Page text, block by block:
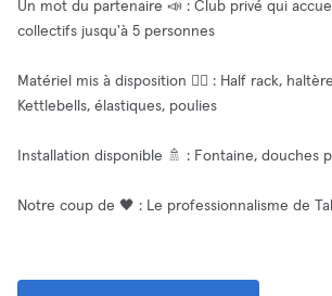
Un mot du partenaire 📣 : Club privé qui
collectifs jusqu'à 5 personnes
Matériel mis à disposition 🧘‍♂️ : Half rack,
Kettlebells, élastiques, poulies
Installation disponible 🚿 : Fontaine, douches
Notre coup de 🖤 : Le professionnalisme de